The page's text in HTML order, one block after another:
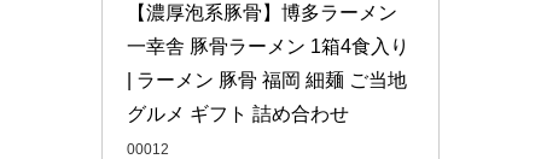
【濃厚泡系豚骨】博多ラーメン
一幸舎 豚骨ラーメン 1箱4食入り
| ラーメン 豚骨 福岡 細麺 ご当地
グルメ ギフト 詰め合わせ
00012